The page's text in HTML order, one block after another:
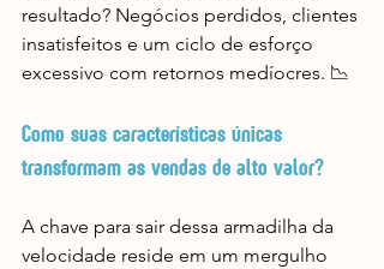
resultado? Negócios perdidos, clientes
insatisfeitos e um ciclo de esforço
excessivo com retornos medíocres. 📉
Como suas características únicas
transformam as vendas de alto valor?
A chave para sair dessa armadilha da
velocidade reside em um mergulho